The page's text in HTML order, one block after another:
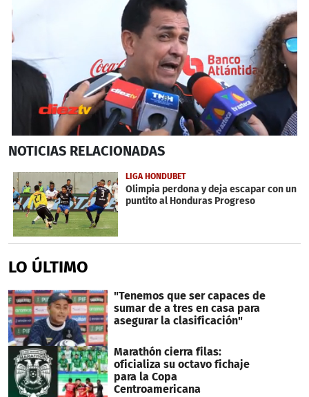
seconds
24
seconds
NOTICIAS RELACIONADAS
LIGA HONDUBET
Olimpia perdona y deja escapar con un
puntito al Honduras Progreso
LO ÚLTIMO
"Tenemos que ser capaces de
sumar de a tres en casa para
asegurar la clasificación"
Marathón cierra filas:
oficializa su octavo fichaje
para la Copa
Centroamericana